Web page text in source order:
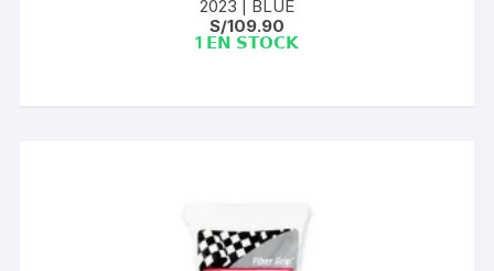
2023 | BLUE
S/109.90
1 𝗘𝗡 𝗦𝗧𝗢𝗖𝗞